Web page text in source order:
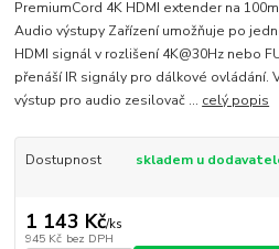
PremiumCord 4K HDMI extender na
Audio výstupy Zařízení umožňuje po
HDMI signál v rozlišení 4K@30Hz nebo
přenáší IR signály pro dálkové ovládání.
výstup pro audio zesilovač ... celý popis
Dostupnost skladem u
1 143 Kč/ks
945 Kč bez DPH